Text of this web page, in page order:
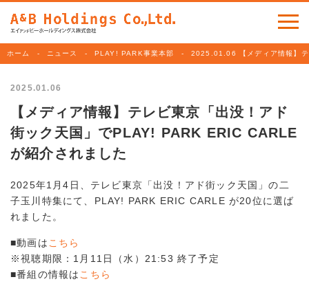
ホーム ニュース PLAY! PARK事業本部 2025.01.06 【メディア情報】
2025.01.06
【メディア情報】テレビ東京「出没！アド
街ック天国」でPLAY! PARK ERIC CARLE
が紹介されました
2025年1月4日、テレビ東京「出没！アド街ック天国」の二
子玉川特集にて、PLAY! PARK ERIC CARLE が20位に選ば
れました。
■動画は こちら
※視聴期限：1月11日（水）21:53 終了予定
■番組の情報は こちら